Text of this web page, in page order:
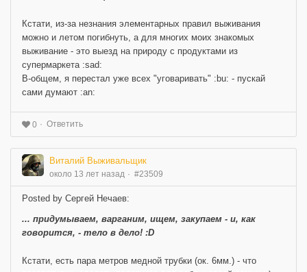
Кстати, из-за незнания элементарных правил выживания
можно и летом погибнуть, а для многих моих знакомых
выживание - это выезд на природу с продуктами из
супермаркета :sad:
В-общем, я перестал уже всех "уговаривать" :bu: - пускай
сами думают :an:
0 Ответить
Виталий Выживальщик
около 13 лет назад #23509
Posted by Сергей Нечаев:
... придумываем, варганим, ищем, закупаем - и, как
говорится, - тело в дело! :D
Кстати, есть пара метров медной трубки (ок. 6мм.) - что